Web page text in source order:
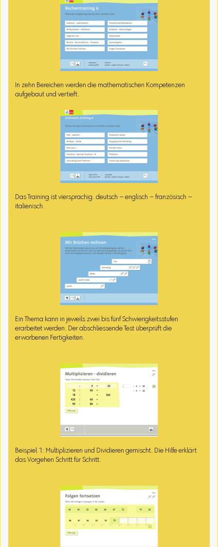
In zehn Bereichen werden die mathematischen Kompetenzen
aufgebaut und vertieft.
Das Training ist viersprachig. deutsch – englisch – französisch –
italienisch.
Ein Thema kann in jeweils zwei bis fünf Schwierigkeitsstufen
erarbeitet werden. Der abschliessende Test überprüft die
erworbenen Fertigkeiten.
Beispiel 1: Multiplizieren und Dividieren gemischt. Die Hilfe erklärt
das Vorgehen Schritt für Schritt.